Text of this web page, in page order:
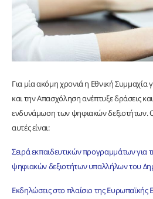
Για μία ακόμη χρονιά η Εθνική Συμμαχία
και την Απασχόληση ανέπτυξε δράσεις
ενδυνάμωση των ψηφιακών δεξιοτήτων.
αυτές είναι:
Σειρά εκπαιδευτικών προγραμμάτων για
ψηφιακών δεξιοτήτων υπαλλήλων του
Εκδηλώσεις στο πλαίσιο της